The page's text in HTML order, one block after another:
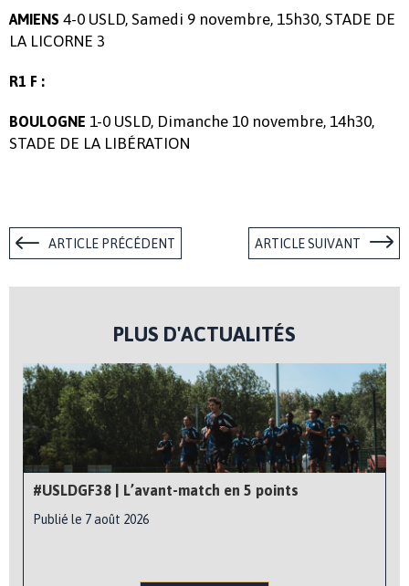
AMIENS 4-0 USLD, Samedi 9 novembre, 15h30, STADE DE
LA LICORNE 3
R1 F :
BOULOGNE 1-0 USLD, Dimanche 10 novembre, 14h30,
STADE DE LA LIBÉRATION
ARTICLE PRÉCÉDENT ARTICLE SUIVANT
PLUS D'ACTUALITÉS
#USLDGF38 | L’avant-match en 5 points
Publié le 7 août 2026